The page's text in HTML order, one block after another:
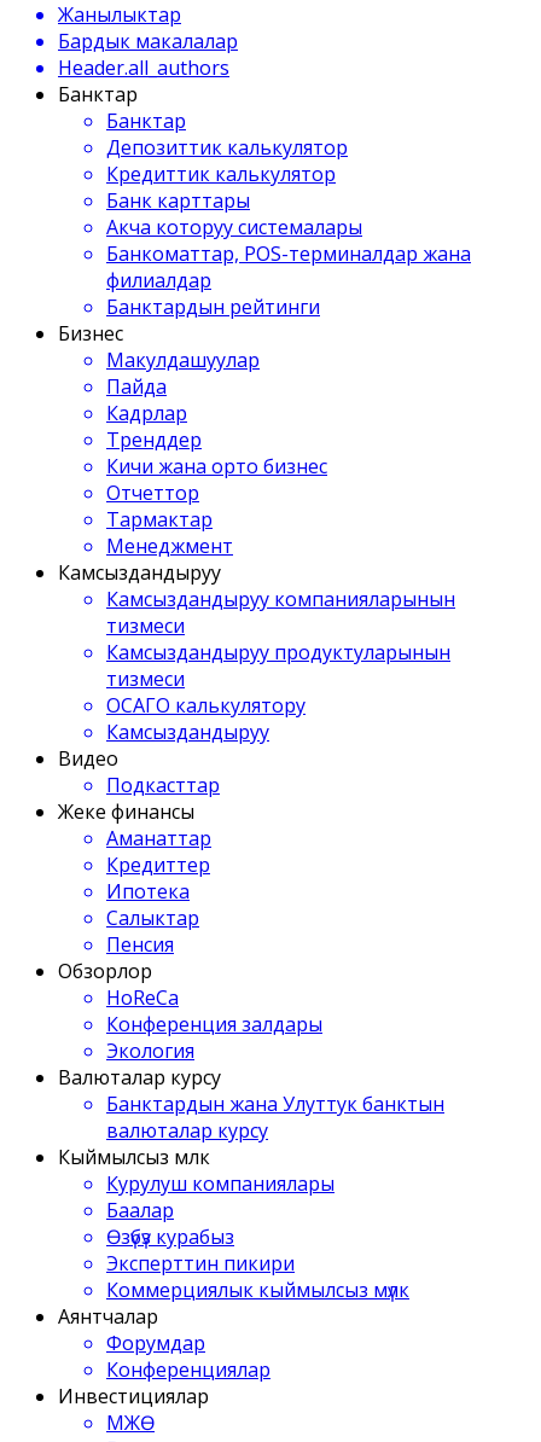
Жанылыктар
Бардык макалалар
Header.all_authors
Банктар
Банктар
Депозиттик калькулятор
Кредиттик калькулятор
Банк карттары
Акча которуу системалары
Банкоматтар, POS-терминалдар жана
филиалдар
Банктардын рейтинги
Бизнес
Макулдашуулар
Пайда
Кадрлар
Тренддер
Кичи жана орто бизнес
Отчеттор
Тармактар
Менеджмент
Камсыздандыруу
Камсыздандыруу компанияларынын
тизмеси
Камсыздандыруу продуктуларынын
тизмеси
ОСАГО калькулятору
Камсыздандыруу
Видео
Подкасттар
Жеке финансы
Аманаттар
Кредиттер
Ипотека
Салыктар
Пенсия
Обзорлор
HoReCa
Конференция залдары
Экология
Валюталар курсу
Банктардын жана Улуттук банктын
валюталар курсу
Кыймылсыз мүлк
Курулуш компаниялары
Баалар
Өзүбүз курабыз
Эксперттин пикири
Коммерциялык кыймылсыз мүлк
Аянтчалар
Форумдар
Конференциялар
Инвестициялар
МЖӨ